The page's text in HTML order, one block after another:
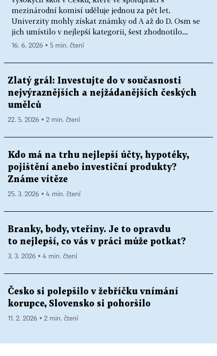
mezinárodní komisí uděluje jednou za pět let.
Univerzity mohly získat známky od A až do D. Osm se
jich umístilo v nejlepší kategorii, šest zhodnotilo...
16. 6. 2026 ▪ 5 min. čtení
Zlatý grál: Investujte do v současnosti
nejvýraznějších a nejžádanějších českých
umělců
22. 5. 2026 ▪ 2 min. čtení
Kdo má na trhu nejlepší účty, hypotéky,
pojištění anebo investiční produkty?
Známe vítěze
25. 3. 2026 ▪ 4 min. čtení
Branky, body, vteřiny. Je to opravdu
to nejlepší, co vás v práci může potkat?
3. 3. 2026 ▪ 4 min. čtení
Česko si polepšilo v žebříčku vnímání
korupce, Slovensko si pohoršilo
11. 2. 2026 ▪ 2 min. čtení